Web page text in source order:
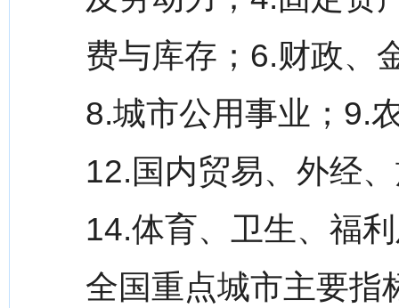
费与库存；6.财政、
8.城市公用事业；9.
12.国内贸易、外经
14.体育、卫生、福
全国重点城市主要指